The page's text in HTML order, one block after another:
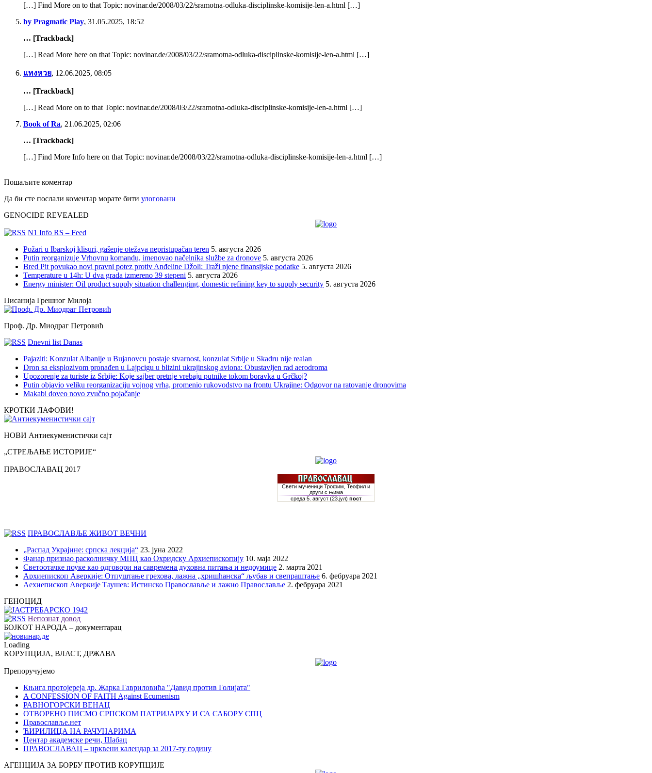
[…] Find More on to that Topic: novinar.de/2008/03/22/sramotna-odluka-disciplinske-komisije-len-a.html […]
by Pragmatic Play, 31.05.2025, 18:52
… [Trackback]
[…] Read More here on that Topic: novinar.de/2008/03/22/sramotna-odluka-disciplinske-komisije-len-a.html […]
แทงหวย, 12.06.2025, 08:05
… [Trackback]
[…] Read More on to that Topic: novinar.de/2008/03/22/sramotna-odluka-disciplinske-komisije-len-a.html […]
Book of Ra, 21.06.2025, 02:06
… [Trackback]
[…] Find More Info here on that Topic: novinar.de/2008/03/22/sramotna-odluka-disciplinske-komisije-len-a.html […]
Пошаљите коментар
Да би сте послали коментар морате бити улоговани
GENOCIDE REVEALED
N1 Info RS – Feed
Požari u Ibarskoj klisuri, gašenje otežava nepristupačan teren 5. августа 2026
Putin reorganizuje Vrhovnu komandu, imenovao načelnika službe za dronove 5. августа 2026
Bred Pit povukao novi pravni potez protiv Anđeline Džoli: Traži njene finansijske podatke 5. августа 2026
Temperature u 14h: U dva grada izmereno 39 stepeni 5. августа 2026
Energy minister: Oil product supply situation challenging, domestic refining key to supply security 5. августа 2026
Писанија Грешног Милоја
Проф. Др. Миодраг Петровић
Dnevni list Danas
Pajaziti: Konzulat Albanije u Bujanovcu postaje stvarnost, konzulat Srbije u Skadru nije realan
Dron sa eksplozivom pronađen u Lajpcigu u blizini ukrajinskog aviona: Obustavljen rad aerodroma
Upozorenje za turiste iz Srbije: Koje sajber pretnje vrebaju putnike tokom boravka u Grčkoj?
Putin objavio veliku reorganizaciju vojnog vrha, promenio rukovodstvo na frontu Ukrajine: Odgovor na ratovanje dronovima
Makabi doveo novo zvučno pojačanje
КРОТКИ ЛАФОВИ!
НОВИ Антиекуменистички сајт
„СТРЕЉАЊЕ ИСТОРИЈЕ“
ПРАВОСЛАВАЦ 2017
ПРАВОСЛАВЉЕ ЖИВОТ ВЕЧНИ
„Распад Украјине: српска лекција“ 23. јуна 2022
Фанар признао расколничку МПЦ као Охридску Архиепископију 10. маја 2022
Светоотачке поуке као одговори на савремена духовна питања и недоумице 2. марта 2021
Архиепископ Аверкије: Отпуштање грехова, лажна „хришћанска“ љубав и свепраштање 6. фебруара 2021
Аехиепископ Аверкије Таушев: Истинско Православље и лажно Православље 2. фебруара 2021
ГЕНОЦИД
Непознат довод
БОЈКОТ НАРОДА – документарац
Loading
КОРУПЦИЈА, ВЛАСТ, ДРЖАВА
Препоручујемо
Књига протојереја др. Жарка Гавриловића "Давид против Голијата"
A CONFESSION OF FAITH Against Ecumenism
РАВНОГОРСКИ ВЕНАЦ
ОТВОРЕНО ПИСМО СРПСКОМ ПАТРИЈАРХУ И СА САБОРУ СПЦ
Православље.нет
ЋИРИЛИЦА НА РАЧУНАРИМА
Центар академске речи, Шабац
ПРАВОСЛАВАЦ – црквени календар за 2017-ту годину
АГЕНЦИЈА ЗА БОРБУ ПРОТИВ КОРУПЦИЈЕ